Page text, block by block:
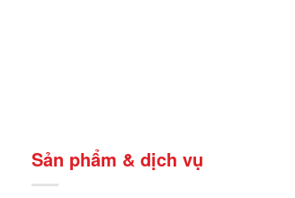
Sản phẩm & dịch vụ